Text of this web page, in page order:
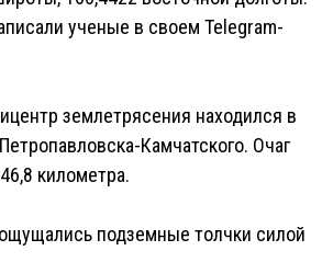
ученые в своем Telegram-
землетрясения находился в
Камчатского. Очаг
километра.
подземные толчки силой